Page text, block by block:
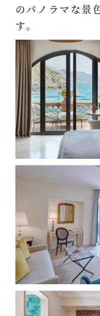
のパノラマな景
す。